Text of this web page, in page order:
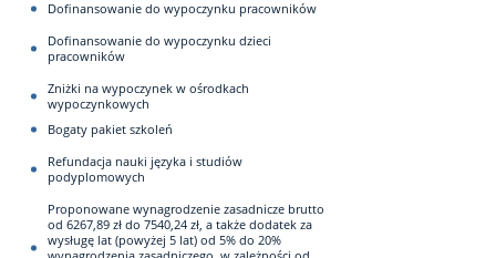
Dofinansowanie do wypoczynku pracowników
Dofinansowanie do wypoczynku dzieci
pracowników
Zniżki na wypoczynek w ośrodkach
wypoczynkowych
Bogaty pakiet szkoleń
Refundacja nauki języka i studiów
podyplomowych
Proponowane wynagrodzenie zasadnicze brutto
od 6267,89 zł do 7540,24 zł, a także dodatek za
wysługę lat (powyżej 5 lat) od 5% do 20%